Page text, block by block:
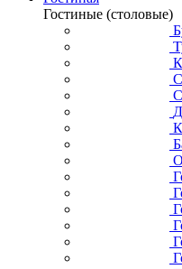
Гостиные (столовые)